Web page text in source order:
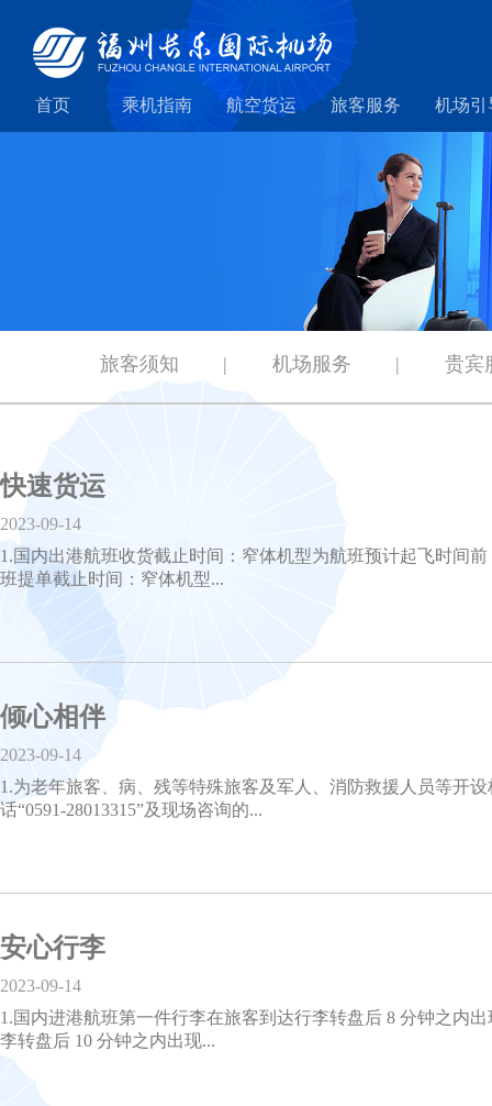
首页 乘机指南 航空货运 旅客服务 机场引
旅客须知 | 机场服务 | 贵宾
快速货运
2023-09-14
1.国内出港航班收货截止时间：窄体机型为航班预计起飞时间
班提单截止时间：窄体机型...
倾心相伴
2023-09-14
1.为老年旅客、病、残等特殊旅客及军人、消防救援人员等开
话“0591-28013315”及现场咨询的...
安心行李
2023-09-14
1.国内进港航班第一件行李在旅客到达行李转盘后 8 分钟之内
李转盘后 10 分钟之内出现...